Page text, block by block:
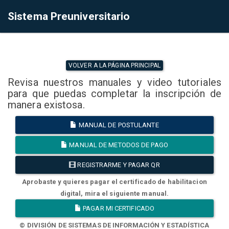
Sistema Preuniversitario
VOLVER A LA PÁGINA PRINCIPAL
Revisa nuestros manuales y video tutoriales
para que puedas completar la inscripción de
manera existosa.
MANUAL DE POSTULANTE
MANUAL DE METODOS DE PAGO
REGISTRARME Y PAGAR QR
Aprobaste y quieres pagar el certificado de habilitacion
digital, mira el siguiente manual.
PAGAR MI CERTIFICADO
© DIVISIÓN DE SISTEMAS DE INFORMACIÓN Y ESTADÍSTICA